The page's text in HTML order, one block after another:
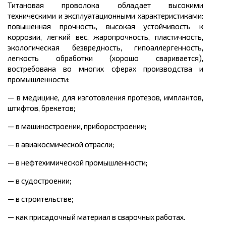
Титановая проволока обладает высокими
техническими и эксплуатационными характеристиками:
повышенная прочность, высокая устойчивость к
коррозии, легкий вес, жаропрочность, пластичность,
экологическая безвредность, гипоаллергенность,
легкость обработки (хорошо сваривается),
востребована во многих сферах производства и
промышленности:
— в медицине, для изготовления протезов, имплантов,
штифтов, брекетов;
— в машиностроении, приборостроении;
— в авиакосмической отрасли;
— в нефтехимической промышленности;
— в судостроении;
— в строительстве;
— как присадочный материал в сварочных работах.